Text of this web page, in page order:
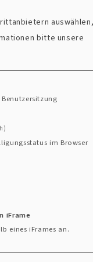
Organistendienste
für den Spatzen-,
die Ausgestaltung
in ihrer
für die Regionen
bitte unsere
im Browser
iFrame
eines iFrames an.